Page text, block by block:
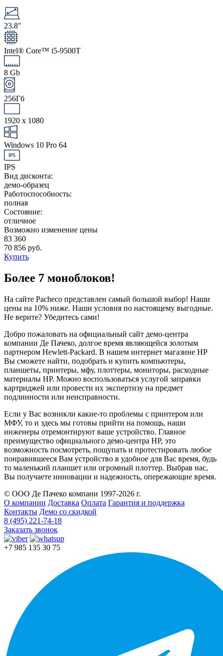
23.8"
Intel® Core™ i5-9500T
8 Gb
256Гб
1920 x 1080
Windows 10 Pro 64
IPS
Вид дисконта:
демо-образец
Работоспособность:
полная
Состояние:
отличное
Возможно изменение цены
83 360
70 856 руб.
Купить
Более 7 моноблоков!
На сайте Pacheco представлен самый большой выбор! Наши
цены на 10% ниже. Наши условия по настоящему выгодные.
Не верите? Убедитесь сами!
Добро пожаловать на официальный сайт демо-центра
компании Де Пачеко, долгое время являющейся золотым
партнером Hewlett-Packard. В нашем интернет магазине HP
Вы сможете найти, подобрать и купить компьютеры,
планшеты, принтеры, мфу, плоттеры, мониторы, расходные
материалы HP. Можно воспользоваться услугой заправки
картриджей или провести их экспертизу на предмет
подлинности или неисправности.
Если у Вас возникли какие-то проблемы с принтером или
МФУ, то и здесь мы готовы прийти на помощь, наши
инженеры отремонтируют ваше устройство. Главное
преимущество официального демо-центра HP, это
возможность посмотреть, пощупать и протестировать любое
понравившееся Вам устройство в удобное для Вас время, будь
то маленький планшет или огромный плоттер. Выбрав нас,
Вы получаете инновации и надежность, опережающие время.
© ООО Де Пачеко компани 1997-2026 г.
О компании Доставка Оплата Гарантия и поддержка
Контакты Демо со скидкой
8 (495) 221-74-18
Заказать звонок
+7 985 135 30 75